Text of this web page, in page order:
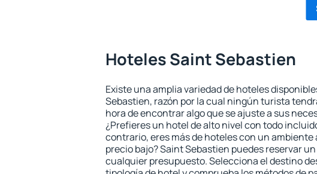
Hoteles Saint Sebastien
Existe una amplia variedad de hoteles
Sebastien, razón por la cual ningún turista
hora de encontrar algo que se ajuste a sus
¿Prefieres un hotel de alto nivel con todo
contrario, eres más de hoteles con un ambiente
precio bajo? Saint Sebastien puedes reservar
cualquier presupuesto. Selecciona el destino